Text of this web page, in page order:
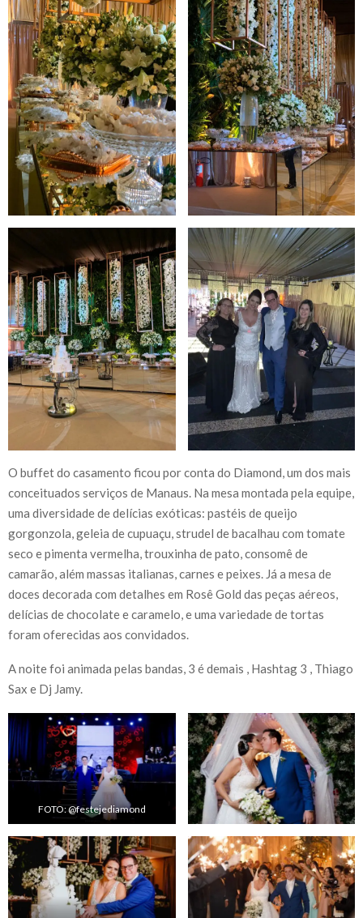
O buffet do casamento ficou por conta do Diamond, um dos mais
conceituados serviços de Manaus. Na mesa montada pela equipe,
uma diversidade de delícias exóticas: pastéis de queijo
gorgonzola, geleia de cupuaçu, strudel de bacalhau com tomate
seco e pimenta vermelha, trouxinha de pato, consomê de
camarão, além massas italianas, carnes e peixes. Já a mesa de
doces decorada com detalhes em Rosê Gold das peças aéreos,
delícias de chocolate e caramelo, e uma variedade de tortas
foram oferecidas aos convidados.
A noite foi animada pelas bandas, 3 é demais , Hashtag 3 , Thiago
Sax e Dj Jamy.
FOTO: @festejediamond